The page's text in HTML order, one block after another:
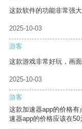
这款软件的功能非常强
2025-10-03
游客
这款游戏非常好玩，画
2025-10-03
游客
这款加速器app的价格
速器app的价格应该在50